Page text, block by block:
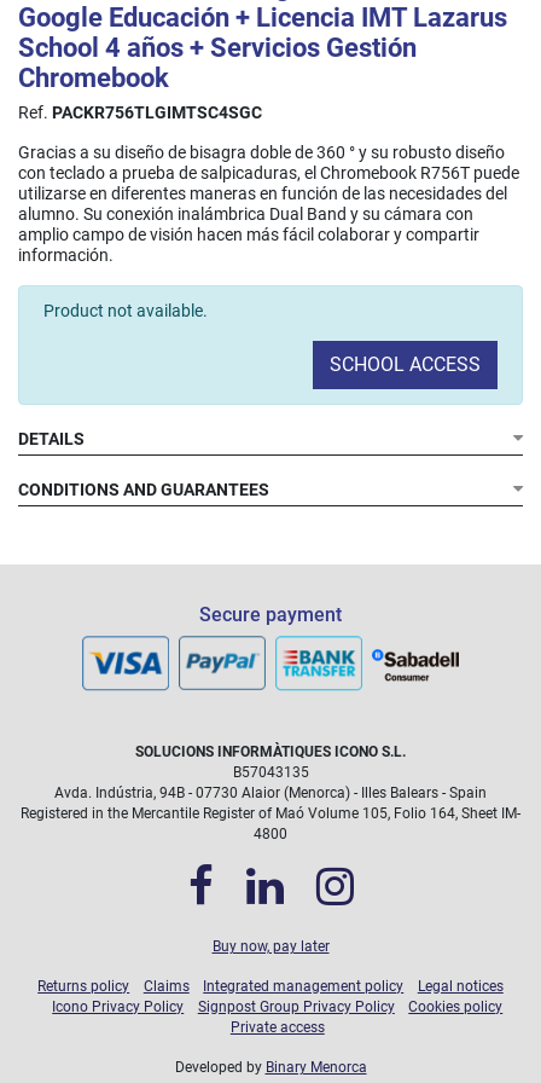
Google Educación + Licencia IMT Lazarus
School 4 años + Servicios Gestión
Chromebook
Ref. PACKR756TLGIMTSC4SGC
Gracias a su diseño de bisagra doble de 360 ° y su robusto diseño
con teclado a prueba de salpicaduras, el Chromebook R756T puede
utilizarse en diferentes maneras en función de las necesidades del
alumno. Su conexión inalámbrica Dual Band y su cámara con
amplio campo de visión hacen más fácil colaborar y compartir
información.​
Product not available.
SCHOOL ACCESS
DETAILS
CONDITIONS AND GUARANTEES
Secure payment
SOLUCIONS INFORMÀTIQUES ICONO S.L.
B57043135
Avda. Indústria, 94B - 07730 Alaior (Menorca) - Illes Balears - Spain
Registered in the Mercantile Register of Maó Volume 105, Folio 164, Sheet IM-
4800
Buy now, pay later
Returns policy Claims Integrated management policy
Legal notices
Icono Privacy Policy
Signpost Group Privacy Policy
Cookies policy
Private access
Developed by Binary Menorca